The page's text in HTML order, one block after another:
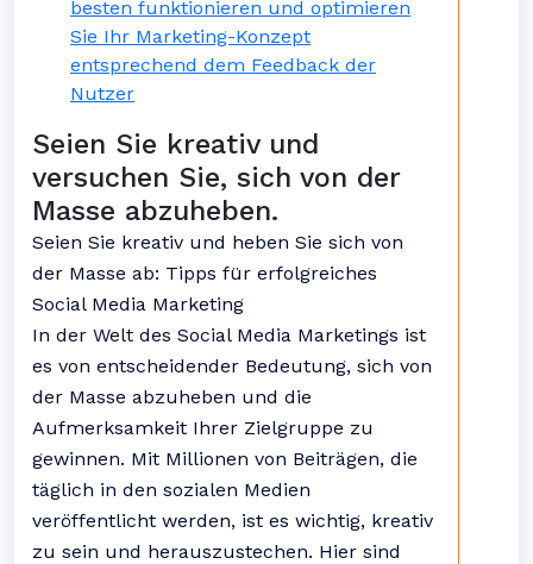
besten funktionieren und optimieren
Sie Ihr Marketing-Konzept
entsprechend dem Feedback der
Nutzer
Seien Sie kreativ und
versuchen Sie, sich von der
Masse abzuheben.
Seien Sie kreativ und heben Sie sich von
der Masse ab: Tipps für erfolgreiches
Social Media Marketing
In der Welt des Social Media Marketings ist
es von entscheidender Bedeutung, sich von
der Masse abzuheben und die
Aufmerksamkeit Ihrer Zielgruppe zu
gewinnen. Mit Millionen von Beiträgen, die
täglich in den sozialen Medien
veröffentlicht werden, ist es wichtig, kreativ
zu sein und herauszustechen. Hier sind